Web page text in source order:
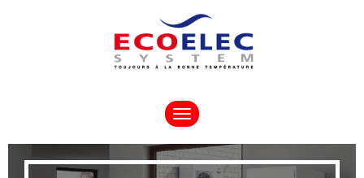
Toggle
navigation